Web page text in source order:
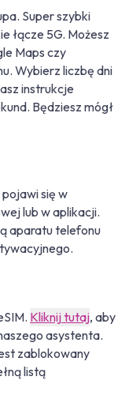
Super szybki
łącze 5G. Możesz
Maps czy
Wybierz liczbę dni
instrukcje
Będziesz mógł
się w
lub w aplikacji.
aparatu telefonu
Kliknij tutaj, aby
asystenta.
zablokowany
listą